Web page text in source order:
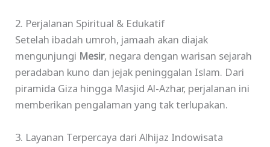
2. Perjalanan Spiritual & Edukatif
Setelah ibadah umroh, jamaah akan diajak
mengunjungi Mesir, negara dengan warisan sejarah
peradaban kuno dan jejak peninggalan Islam. Dari
piramida Giza hingga Masjid Al-Azhar, perjalanan ini
memberikan pengalaman yang tak terlupakan.
3. Layanan Terpercaya dari Alhijaz Indowisata